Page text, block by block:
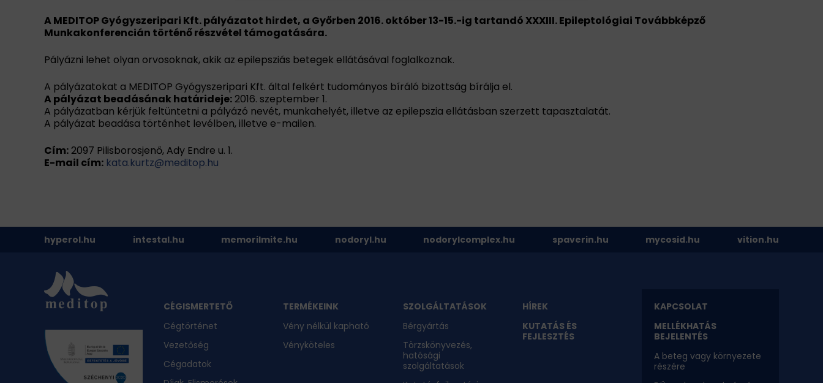
A MEDITOP Gyógyszeripari Kft. pályázatot hirdet, a Győrben 2016. október 13-15.-ig tartandó XXXIII. Epileptológiai Továbbképző
Munkakonferencián történő részvétel támogatására.
Pályázni lehet olyan orvosoknak, akik az epilepsziás betegek ellátásával foglalkoznak.
A pályázatokat a MEDITOP Gyógyszeripari Kft. által felkért tudományos bíráló bizottság bírálja el.
A pályázat beadásának határideje:2016. szeptember 1.
A pályázatban kérjük feltüntetni a pályázó nevét, munkahelyét, illetve az epilepszia ellátásban szerzett tapasztalatát.
A pályázat beadása történhet levélben, illetve e-mailen.
Cím:2097 Pilisborosjenő, Ady Endre u. 1.
E-mail cím: kata.kurtz@meditop.hu
hyperol.hu intestal.hu memorilmite.hu nodoryl.hu nodorylcomplex.hu spaverin.hu mycosid.hu vition.hu
CÉGISMERTETŐ
Cégtörténet
Vezetőség
Cégadatok
TERMÉKEINK
Vény nélkül kapható
Vényköteles
SZOLGÁLTATÁSOK
Bérgyártás
Törzskönyvezés,
hatósági
szolgáltatások
HÍREK
KUTATÁS ÉS
FEJLESZTÉS
KAPCSOLAT
MELLÉKHATÁS
BEJELENTÉS
A beteg vagy környezete
részére